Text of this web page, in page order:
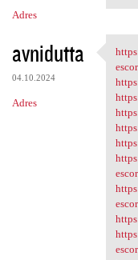
Adres
avnidutta
04.10.2024
Adres